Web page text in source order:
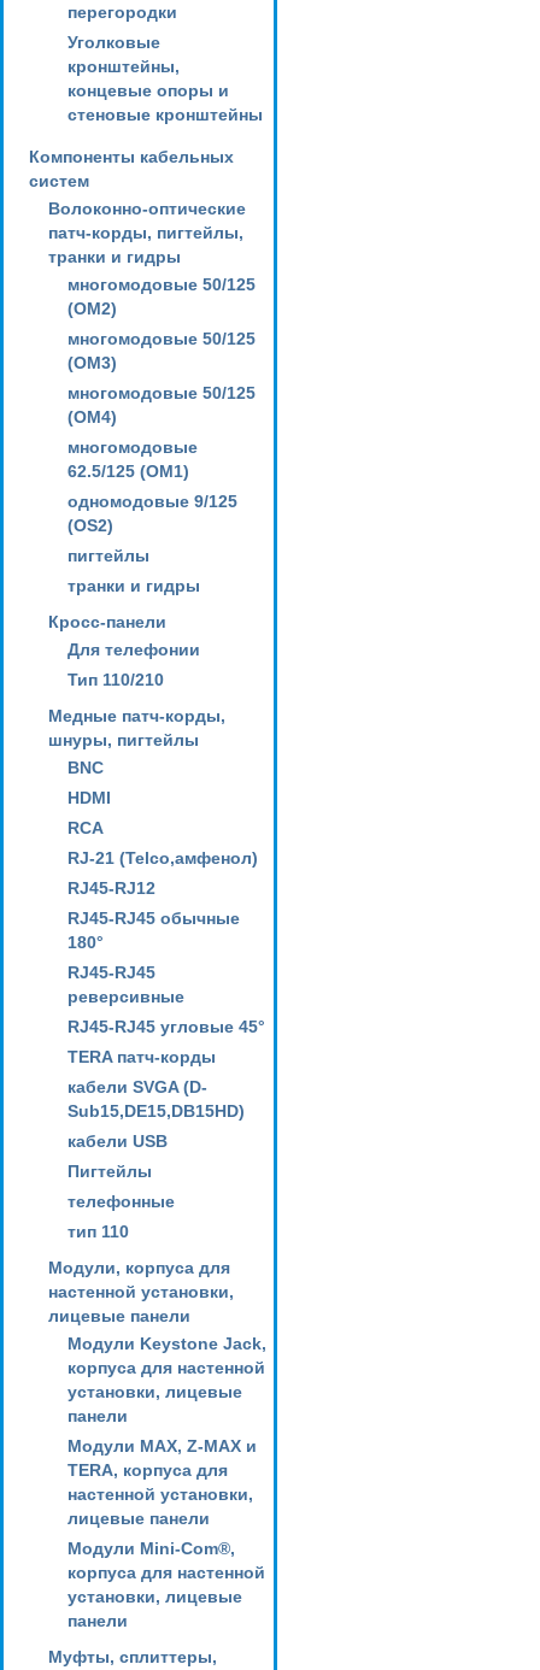
перегородки
Уголковые
кронштейны,
концевые опоры и
стеновые кронштейны
Компоненты кабельных
систем
Волоконно-оптические
патч-корды, пигтейлы,
транки и гидры
многомодовые 50/125
(OM2)
многомодовые 50/125
(OM3)
многомодовые 50/125
(OM4)
многомодовые
62.5/125 (OM1)
одномодовые 9/125
(OS2)
пигтейлы
транки и гидры
Кросс-панели
Для телефонии
Тип 110/210
Медные патч-корды,
шнуры, пигтейлы
BNC
HDMI
RCA
RJ-21 (Telco,амфенол)
RJ45-RJ12
RJ45-RJ45 обычные
180°
RJ45-RJ45
реверсивные
RJ45-RJ45 угловые 45°
TERA патч-корды
кабели SVGA (D-
Sub15,DE15,DB15HD)
кабели USB
Пигтейлы
телефонные
тип 110
Модули, корпуса для
настенной установки,
лицевые панели
Модули Keystone Jack,
корпуса для настенной
установки, лицевые
панели
Модули MAX, Z-MAX и
TERA, корпуса для
настенной установки,
лицевые панели
Модули Mini-Com®,
корпуса для настенной
установки, лицевые
панели
Муфты, сплиттеры,